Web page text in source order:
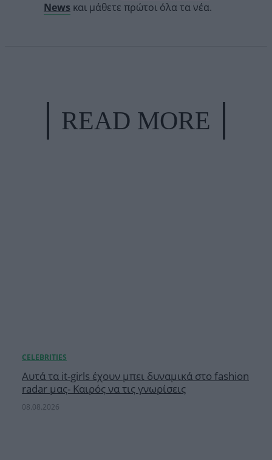
News και μάθετε πρώτοι όλα τα νέα.
READ MORE
Αυτά τα it-girls έχουν μπει δυναμικά στο fashion
radar μας- Καιρός να τις γνωρίσεις
08.08.2026